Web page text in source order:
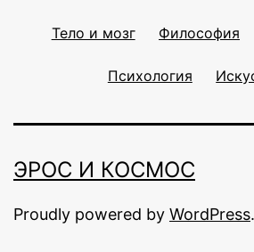
Тело и мозг Философия
Психология
ЭРОС И КОСМОС
Proudly powered by WordPress.